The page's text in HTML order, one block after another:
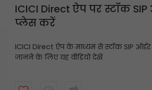
ICICI Direct ऐप पर स्टॉक
प्लेस करें
ICICI Direct ऐप के माध्यम से स्टॉक SIP
जानने के लिए यह वीडियो देखें